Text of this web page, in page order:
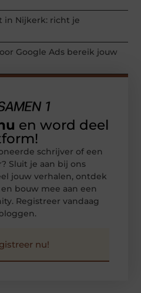
in Nijkerk: richt je
Google Ads bereik jouw
en word deel
schrijver of een
Sluit je aan bij ons
jouw verhalen, ontdek
bouw mee aan een
Registreer vandaag
nu!